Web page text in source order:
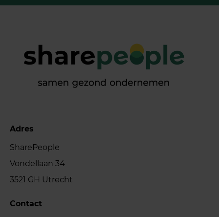
Adres
SharePeople
Vondellaan 34
3521 GH Utrecht
Contact